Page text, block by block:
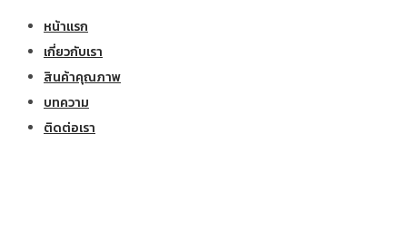
หน้าแรก
เกี่ยวกับเรา
สินค้าคุณภาพ
บทความ
ติดต่อเรา